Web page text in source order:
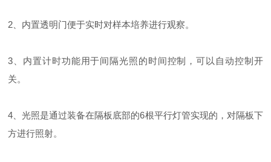
2、内置透明门便于实时对样本培养进行观察。
3、内置计时功能用于间隔光照的时间控制，可以自动控制开
关。
4、光照是通过装备在隔板底部的6根平行灯管实现的，对隔板下
方进行照射。